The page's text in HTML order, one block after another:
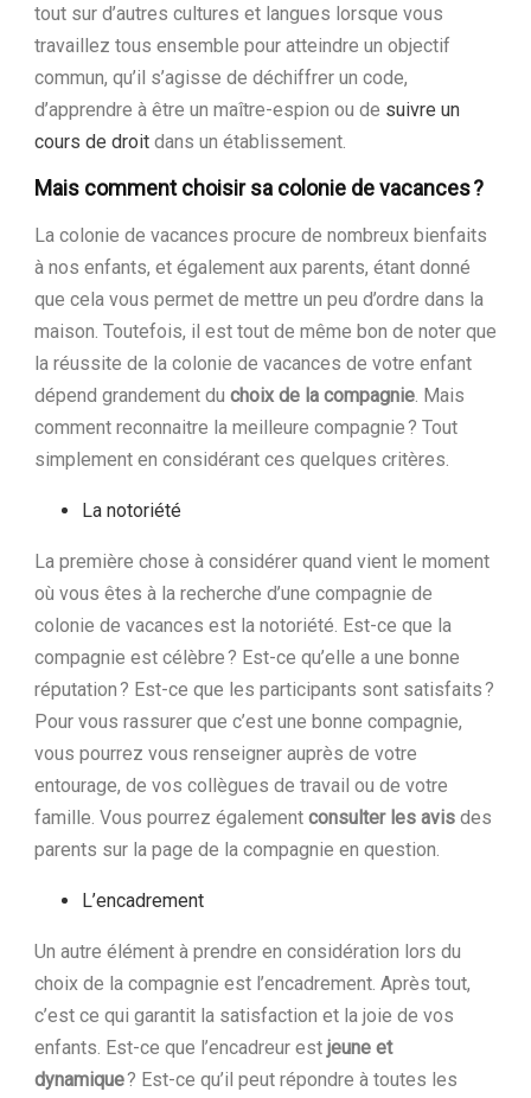
tout sur d’autres cultures et langues lorsque vous
travaillez tous ensemble pour atteindre un objectif
commun, qu’il s’agisse de déchiffrer un code,
d’apprendre à être un maître-espion ou de suivre un
cours de droit dans un établissement.
Mais comment choisir sa colonie de vacances ?
La colonie de vacances procure de nombreux bienfaits
à nos enfants, et également aux parents, étant donné
que cela vous permet de mettre un peu d’ordre dans la
maison. Toutefois, il est tout de même bon de noter que
la réussite de la colonie de vacances de votre enfant
dépend grandement du choix de la compagnie. Mais
comment reconnaitre la meilleure compagnie ? Tout
simplement en considérant ces quelques critères.
La notoriété
La première chose à considérer quand vient le moment
où vous êtes à la recherche d’une compagnie de
colonie de vacances est la notoriété. Est-ce que la
compagnie est célèbre ? Est-ce qu’elle a une bonne
réputation ? Est-ce que les participants sont satisfaits ?
Pour vous rassurer que c’est une bonne compagnie,
vous pourrez vous renseigner auprès de votre
entourage, de vos collègues de travail ou de votre
famille. Vous pourrez également consulter les avis des
parents sur la page de la compagnie en question.
L’encadrement
Un autre élément à prendre en considération lors du
choix de la compagnie est l’encadrement. Après tout,
c’est ce qui garantit la satisfaction et la joie de vos
enfants. Est-ce que l’encadreur est jeune et
dynamique? Est-ce qu’il peut répondre à toutes les